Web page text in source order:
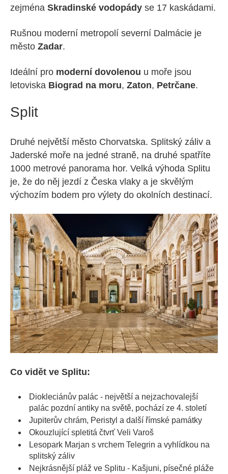
zejména Skradinské vodopády se 17 kaskádami.
Rušnou moderní metropolí severní Dalmácie je
město Zadar.
Ideální pro moderní dovolenou u moře jsou
letoviska Biograd na moru, Zaton, Petrčane.
Split
Druhé největší město Chorvatska. Splitský záliv a
Jaderské moře na jedné straně, na druhé spatříte
1000 metrové panorama hor. Velká výhoda Splitu
je, že do něj jezdí z Česka vlaky a je skvělým
výchozím bodem pro výlety do okolních destinací.
Co vidět ve Splitu:
Diokleciánův palác - největší a nejzachovalejší
palác pozdní antiky na světě, pochází ze 4. století
Jupiterův chrám, Peristyl a další římské památky
Okouzlující spletitá čtvrť Veli Varoš
Lesopark Marjan s vrchem Telegrin a vyhlídkou na
splitský záliv
Nejkrásnější pláž ve Splitu - Kašjuni, písečné pláže